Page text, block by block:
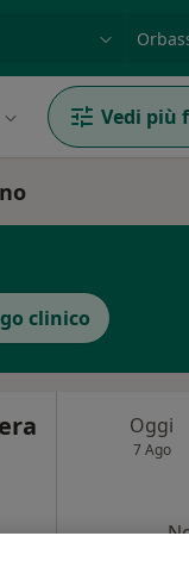
Vedi più
clinico
Oggi
7 Ago